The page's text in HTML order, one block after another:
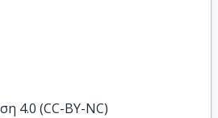
4.0 (CC-BY-NC)